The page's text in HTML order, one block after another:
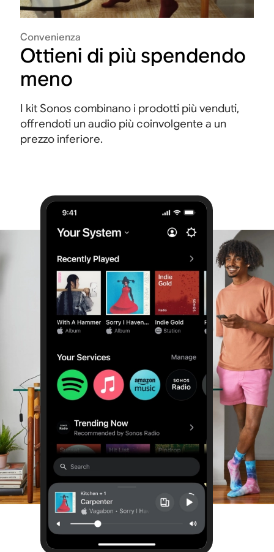
Convenienza
Ottieni di più spendendo
meno
I kit Sonos combinano i prodotti più venduti,
offrendoti un audio più coinvolgente a un
prezzo inferiore.